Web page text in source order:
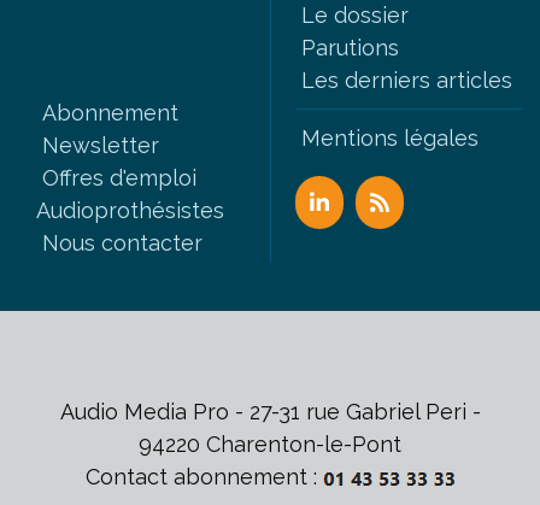
Le dossier
Parutions
Les derniers articles
Abonnement
Newsletter
Offres d'emploi
Audioprothésistes
Nous contacter
Mentions légales
Audio Media Pro - 27-31 rue Gabriel Peri -
94220 Charenton-le-Pont
Contact abonnement :